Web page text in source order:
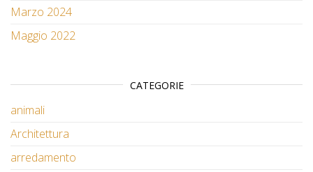
Marzo 2024
Maggio 2022
CATEGORIE
animali
Architettura
arredamento